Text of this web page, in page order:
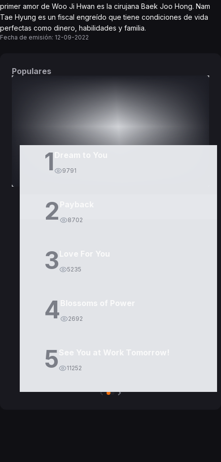
primer amor de Woo Ji Hwan es la cirujana Baek Joo Hong. Nam
Tae Hyung es un fiscal engreído que tiene condiciones de vida
perfectas como dinero, habilidades y familia.
Fecha de emisión: 12-09-2022
Populares
1 9791
2 8702
3Love For You
5235
4Blossoms of Power
2692
5See You at Work Tomorrow!
11252